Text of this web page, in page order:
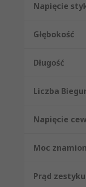
Napięcie
Głębokość
Długość
Liczba
Napięcie
Moc
Prąd zestyku